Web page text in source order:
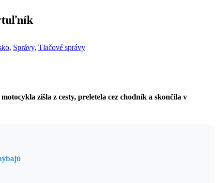
, Správy, Tlačové správy
zišla z cesty, preletela cez chodník a skončila v